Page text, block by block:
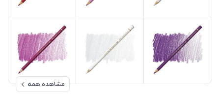
مشاهده همه